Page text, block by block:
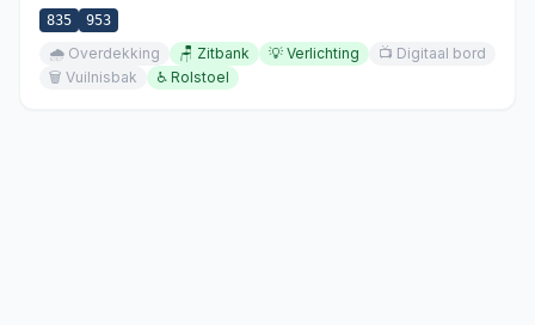
835 953
🌧️ Overdekking 🪑 Zitbank 💡 Verlichting 📺 Digitaal bord
🗑️ Vuilnisbak ♿ Rolstoel